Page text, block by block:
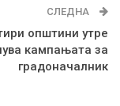
СЛЕДНА
општини утре
кампањата за
градоначалник